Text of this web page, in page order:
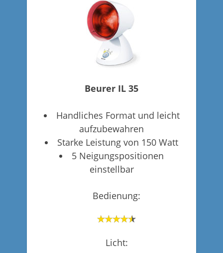
Beurer IL 35
Handliches Format und leicht
aufzubewahren
Starke Leistung von 150 Watt
5 Neigungspositionen
einstellbar
Bedienung:
Licht: